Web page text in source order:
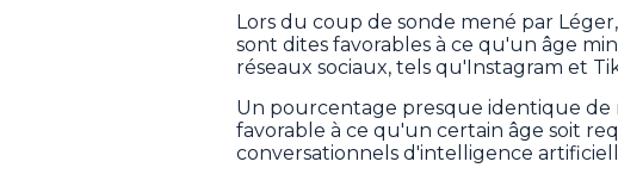
Lors du coup de sonde mené par
sont dites favorables à ce qu'un âge
réseaux sociaux, tels qu'Instagram et
Un pourcentage presque identique de
favorable à ce qu'un certain âge soit
conversationnels d'intelligence